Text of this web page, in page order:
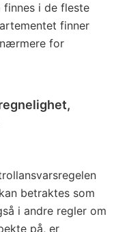
i de fleste
finner
for
betraktes som
i andre regler om
på, er